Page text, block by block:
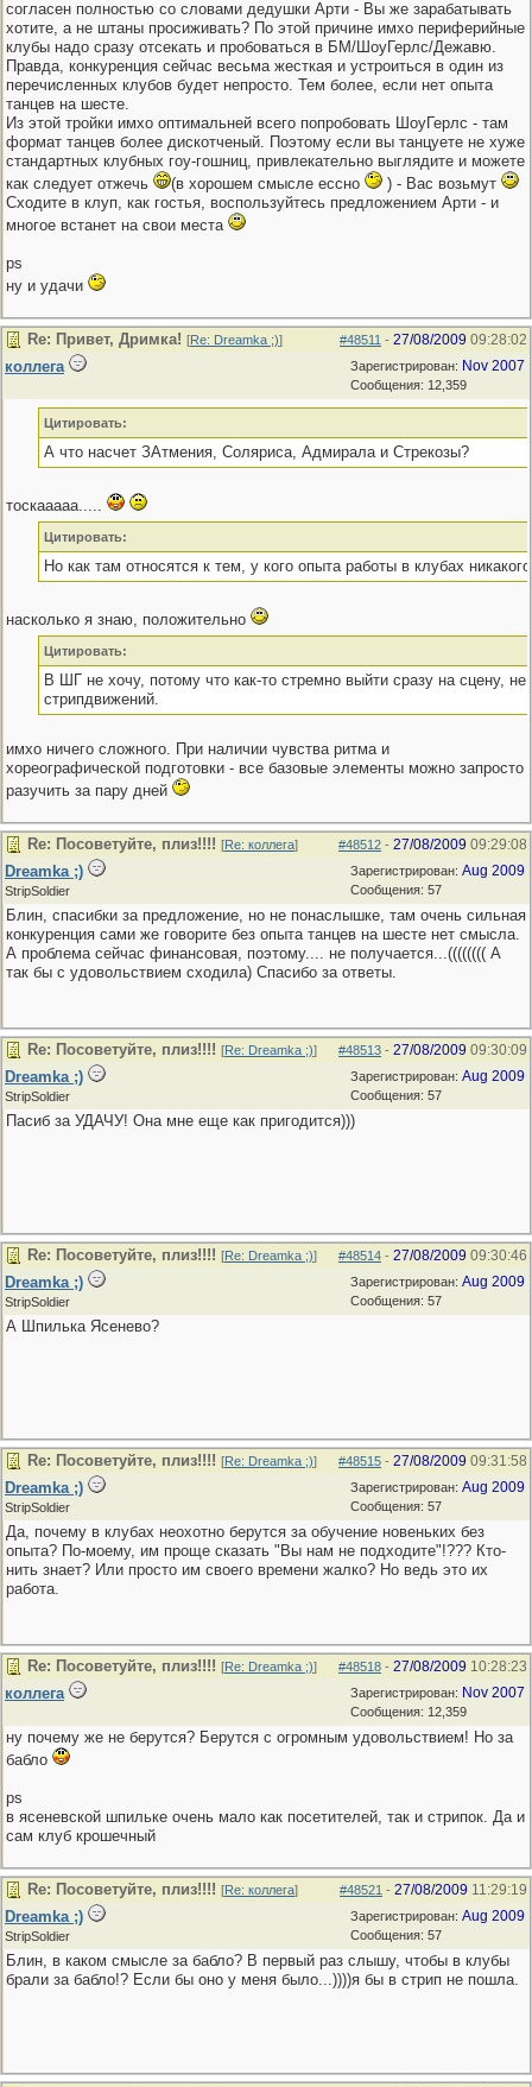
согласен полностью со словами дедушки Арти - Вы же зарабатывать
хотите, а не штаны просиживать? По этой причине имхо периферийные
клубы надо сразу отсекать и пробоваться в БМ/ШоуГерлс/Дежавю.
Правда, конкуренция сейчас весьма жесткая и устроиться в один из
перечисленных клубов будет непросто. Тем более, если нет опыта
танцев на шесте.
Из этой тройки имхо оптимальней всего попробовать ШоуГерлс - там
формат танцев более дискотченый. Поэтому если вы танцуете не хуже
стандартных клубных гоу-гошниц, привлекательно выглядите и можете
как следует отжечь
(в хорошем смысле ессно
) - Вас возьмут
Сходите в клуп, как гостья, воспользуйтесь предложением Арти - и
многое встанет на свои места
ps
ну и удачи
#48511 - 27/08/2009 09:28:02
Re: Привет, Дримка! [Re: Dreamka ;)]
Зарегистрирован: Nov 2007
Сообщения: 12,359
коллега
Цитировать:
А что насчет ЗАтмения, Соляриса, Адмирала и Стрекозы?
тоскааааа.....
Цитировать:
Но как там относятся к тем, у кого опыта работы в клубах
насколько я знаю, положительно
Цитировать:
В ШГ не хочу, потому что как-то стремно выйти сразу на сцену, не
стрипдвижений.
имхо ничего сложного. При наличии чувства ритма и
хореографической подготовки - все базовые элементы можно запросто
разучить за пару дней
#48512 - 27/08/2009 09:29:08
Re: Посоветуйте, плиз!!!! [Re: коллега]
Зарегистрирован: Aug 2009
Сообщения: 57
Dreamka ;)
StripSoldier
Блин, спасибки за предложение, но не понаслышке, там очень сильная
конкуренция сами же говорите без опыта танцев на шесте нет смысла.
А проблема сейчас финансовая, поэтому.... не получается...(((((((( А
так бы с удовольствием сходила) Спасибо за ответы.
#48513 - 27/08/2009 09:30:09
Re: Посоветуйте, плиз!!!! [Re: Dreamka ;)]
Зарегистрирован: Aug 2009
Сообщения: 57
Dreamka ;)
StripSoldier
Пасиб за УДАЧУ! Она мне еще как пригодится)))
#48514 - 27/08/2009 09:30:46
Re: Посоветуйте, плиз!!!! [Re: Dreamka ;)]
Зарегистрирован: Aug 2009
Сообщения: 57
Dreamka ;)
StripSoldier
А Шпилька Ясенево?
#48515 - 27/08/2009 09:31:58
Re: Посоветуйте, плиз!!!! [Re: Dreamka ;)]
Зарегистрирован: Aug 2009
Сообщения: 57
Dreamka ;)
StripSoldier
Да, почему в клубах неохотно берутся за обучение новеньких без
опыта? По-моему, им проще сказать "Вы нам не подходите"!??? Кто-
нить знает? Или просто им своего времени жалко? Но ведь это их
работа.
#48518 - 27/08/2009 10:28:23
Re: Посоветуйте, плиз!!!! [Re: Dreamka ;)]
Зарегистрирован: Nov 2007
Сообщения: 12,359
коллега
ну почему же не берутся? Берутся с огромным удовольствием! Но за
бабло
ps
в ясеневской шпильке очень мало как посетителей, так и стрипок. Да и
сам клуб крошечный
#48521 - 27/08/2009 11:29:19
Re: Посоветуйте, плиз!!!! [Re: коллега]
Зарегистрирован: Aug 2009
Сообщения: 57
Dreamka ;)
StripSoldier
Блин, в каком смысле за бабло? В первый раз слышу, чтобы в клубы
брали за бабло!? Если бы оно у меня было...))))я бы в стрип не пошла.